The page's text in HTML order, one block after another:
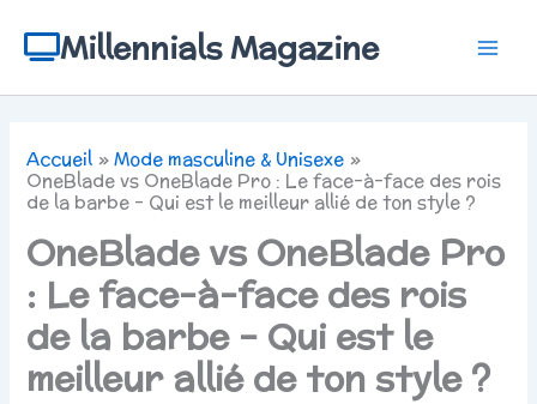
contenuMillennials Magazine
Accueil
Mode masculine & Unisexe
OneBlade vs OneBlade Pro : Le face-à-face des rois
de la barbe – Qui est le meilleur allié de ton style ?
OneBlade vs OneBlade Pro
: Le face-à-face des rois
de la barbe – Qui est le
meilleur allié de ton style ?